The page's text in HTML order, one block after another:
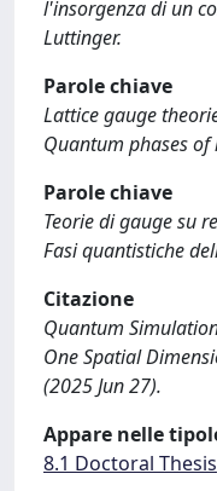
l'insorgenza di un
Luttinger.
Parole chiave
Lattice gauge
Quantum phases
Parole chiave
Teorie di gauge su
Fasi quantistiche
Citazione
Quantum
One Spatial
(2025 Jun 27).
Appare nelle
8.1 Doctoral Thesis